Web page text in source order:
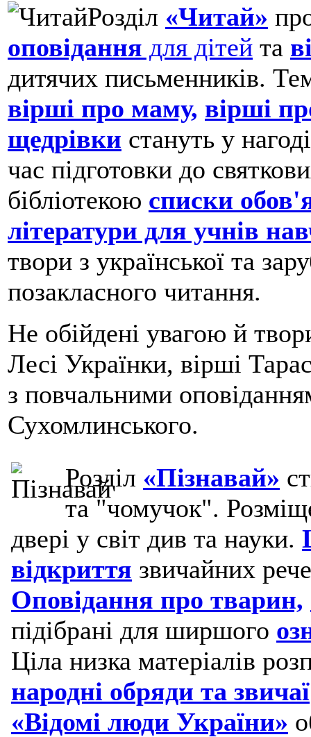
Розділ «Читай»
оповідання для дітей та
дитячих письменників.
вірші про маму, вірші
щедрівки стануть у
час підготовки до
бібліотекою списки
літератури для учнів
твори з української та
позакласного читання.
Не обійдені увагою й
Лесі Українки, вірші
з повчальними
Сухомлинського.
Розділ «Пізнавай»
та "чомучок".
двері у світ див та науки.
відкриття звичайних
Оповідання про тварин,
підібрані для ширшого
Ціла низка матеріалів
народні обряди та звичаї
«Відомі люди України»